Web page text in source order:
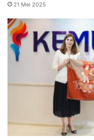
21 Mei 2025